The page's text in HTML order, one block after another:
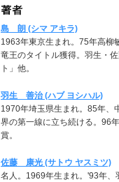
島 朗 (シマ アキラ)
1963年東京生まれ。75年高柳
竜王のタイトル獲得。羽生・
ト」他。
羽生 善治 (ハブ ヨシハル)
1970年埼玉県生まれ。85年、
界の第一線に立ち続ける。96
賞。
佐藤 康光 (サトウ ヤスミツ)
名人。1969年生まれ。'93年、